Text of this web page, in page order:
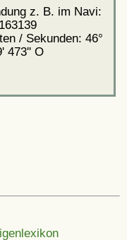
z. B. im Navi:
/ Sekunden: 46°
473'' O